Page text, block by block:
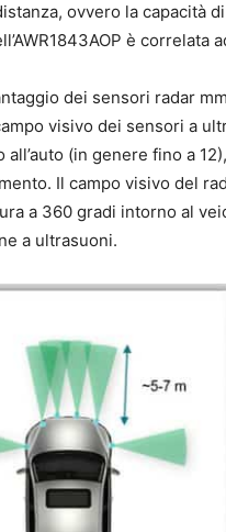
ovvero la capacità
è
dei sensori radar
visivo dei sensori a
(in genere fino a
Il campo visivo del
a 360 gradi intorno al
a ultrasuoni.